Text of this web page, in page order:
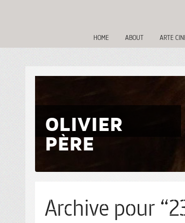
HOME ABOUT ARTE
OLIVIER
PÈRE
Archive pour